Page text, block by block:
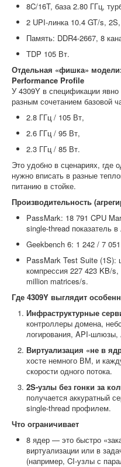
8C/16T, база 2.80 ГГц,
2 UPI-линка 10.4 GT/s,
Память: DDR4-2667, 8
TDP 105 Вт.
Отдельная «фишка»
Performance Profile
У 4309Y в спецификации
разным сочетанием базовой
2.8 ГГц / 105 Вт,
2.6 ГГц / 95 Вт,
2.3 ГГц / 85 Вт.
Это удобно в сценариях, где
нужно вписать в разные
питанию в стойке.
Производительность
PassMark: 18 791 CPU
single-thread показатель
Geekbench 6: 1 242 / 7
PassMark Test Suite
компрессия 227 423 KB/
million matrices/s.
Где 4309Y выглядит
Инфраструктурные
контроллеры домена,
логирования, API-шлюзы,
Виртуализация «не в
хосте немного ВМ, и
скорости одного потока.
2S-узлы без гонки за
получается аккуратный
single-thread профилем.
Что ограничивает
8 ядер — это быстро
виртуализации или в
(например, CI-узлы с